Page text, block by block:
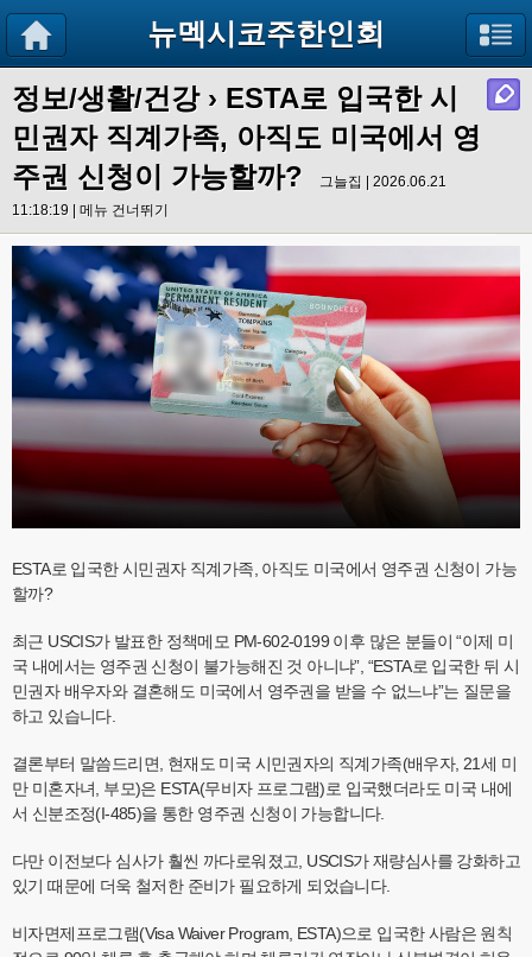
뉴멕시코주한인회
정보/생활/건강› ESTA로 입국한 시
민권자 직계가족, 아직도 미국에서 영
주권 신청이 가능할까?
그늘집 | 2026.06.21
11:18:19 | 메뉴 건너뛰기
ESTA로 입국한 시민권자 직계가족, 아직도 미국에서 영주권 신청이 가능
할까?
최근 USCIS가 발표한 정책메모 PM-602-0199 이후 많은 분들이 “이제 미
국 내에서는 영주권 신청이 불가능해진 것 아니냐”, “ESTA로 입국한 뒤 시
민권자 배우자와 결혼해도 미국에서 영주권을 받을 수 없느냐”는 질문을
하고 있습니다.
결론부터 말씀드리면, 현재도 미국 시민권자의 직계가족(배우자, 21세 미
만 미혼자녀, 부모)은 ESTA(무비자 프로그램)로 입국했더라도 미국 내에
서 신분조정(I-485)을 통한 영주권 신청이 가능합니다.
다만 이전보다 심사가 훨씬 까다로워졌고, USCIS가 재량심사를 강화하고
있기 때문에 더욱 철저한 준비가 필요하게 되었습니다.
비자면제프로그램(Visa Waiver Program, ESTA)으로 입국한 사람은 원칙